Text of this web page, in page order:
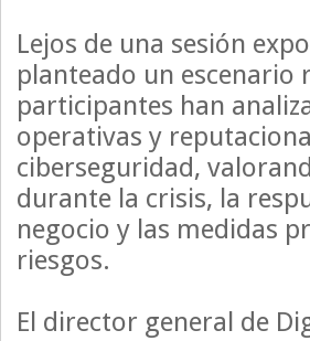
Lejos de una sesión
planteado un escenario
participantes han
operativas y
ciberseguridad,
durante la crisis, la
negocio y las medidas
riesgos.
El director general de